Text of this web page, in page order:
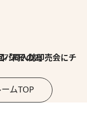
即売会にチャレンジ その2」
ムTOP